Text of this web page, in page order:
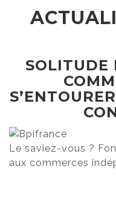
SOLITUDE
Le saviez-vous ?
aux commerces